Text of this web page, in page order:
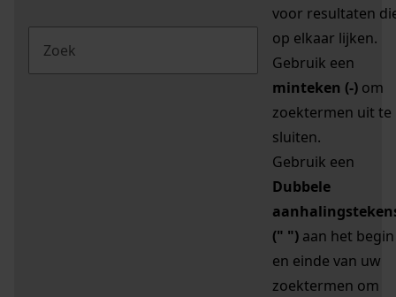
voor resultaten
op elkaar lijken.
Gebruik een
minteken (-) om
zoektermen uit te
sluiten.
Gebruik een
Dubbele
(" ") aan het begin
en einde van uw
zoektermen om